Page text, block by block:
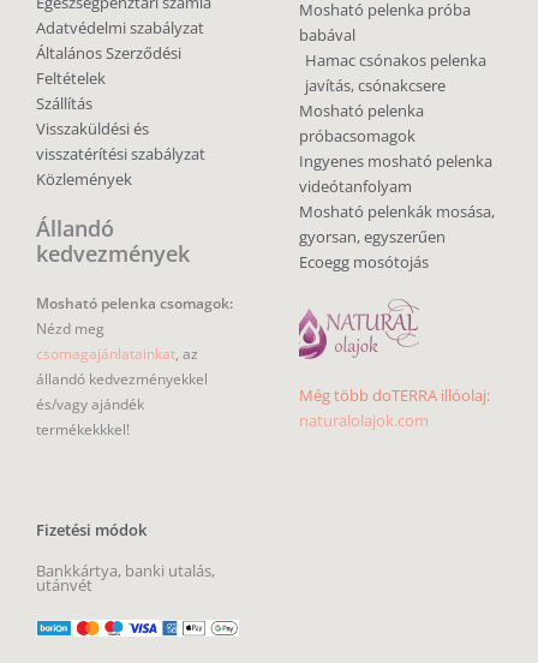
Adatvédelmi szabályzat
Általános Szerződési
Feltételek
Szállítás
Visszaküldési és
visszatérítési szabályzat
Közlemények
Állandó
kedvezmények
Mosható pelenka csomagok:
Nézd meg
csomagajánlatainkat, az
állandó kedvezményekkel
és/vagy ajándék
termékekkkel!
Fizetési módok
Bankkártya, banki utalás,
utánvét
Mosható pelenka próba
babával
Hamac csónakos pelenka
javítás, csónakcsere
Mosható pelenka
próbacsomagok
Ingyenes mosható pelenka
videótanfolyam
Mosható pelenkák mosása,
gyorsan, egyszerűen
Ecoegg mosótojás
Még több doTERRA illóolaj:
naturalolajok.com